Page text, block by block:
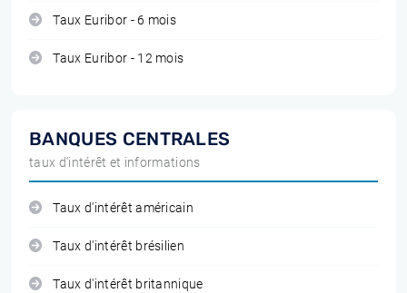
Taux Euribor - 6 mois
Taux Euribor - 12 mois
BANQUES CENTRALES
taux d'intérêt et informations
Taux d'intérêt américain
Taux d'intérêt brésilien
Taux d'intérêt britannique